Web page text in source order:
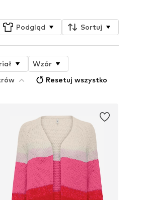
Podgląd Sortuj
Wzór
Resetuj wszystko